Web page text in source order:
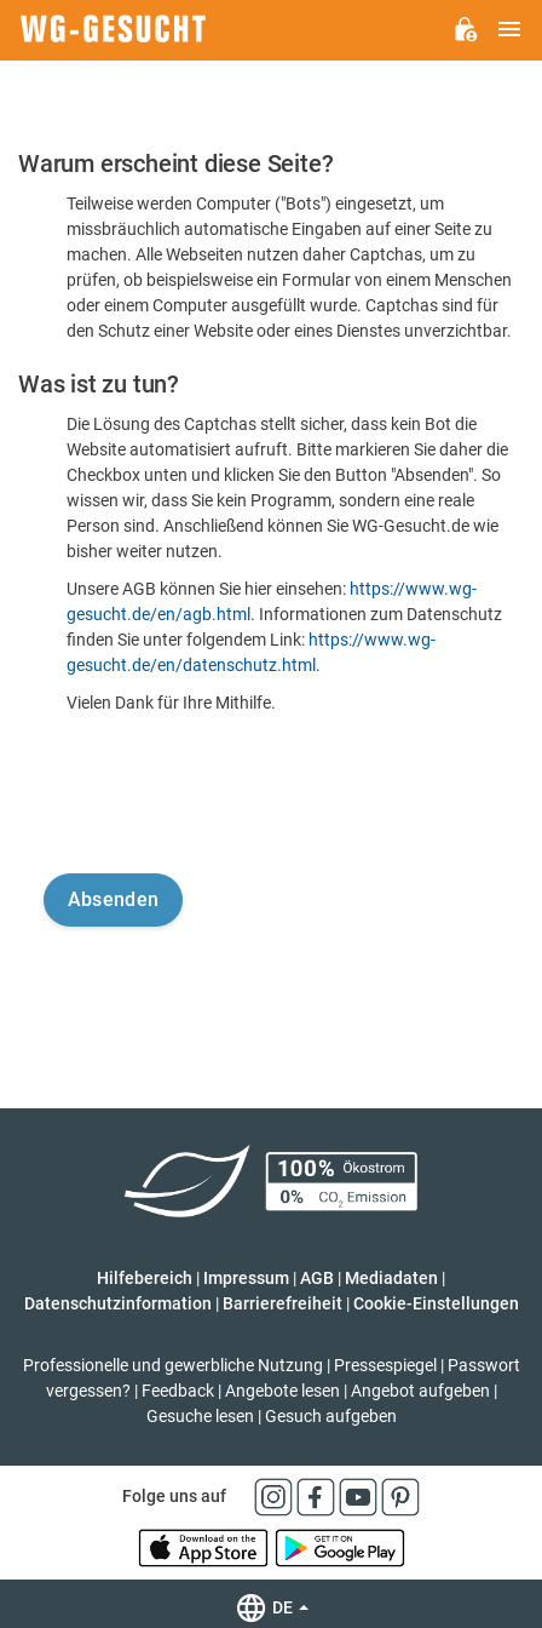
Bitte
dass
sind
Warum erscheint diese Seite?
Teilweise werden Computer ("Bots") eingesetzt, um
missbräuchlich automatische Eingaben auf einer Seite zu
machen. Alle Webseiten nutzen daher Captchas, um zu
prüfen, ob beispielsweise ein Formular von einem Menschen
oder einem Computer ausgefüllt wurde. Captchas sind für
den Schutz einer Website oder eines Dienstes unverzichtbar.
Was ist zu tun?
Die Lösung des Captchas stellt sicher, dass kein Bot die
Website automatisiert aufruft. Bitte markieren Sie daher die
Checkbox unten und klicken Sie den Button "Absenden". So
wissen wir, dass Sie kein Programm, sondern eine reale
Person sind. Anschließend können Sie WG-Gesucht.de wie
bisher weiter nutzen.
Unsere AGB können Sie hier einsehen: https://www.wg-
gesucht.de/en/agb.html . Informationen zum Datenschutz
finden Sie unter folgendem Link: https://www.wg-
gesucht.de/en/datenschutz.html .
Vielen Dank für Ihre Mithilfe.
Hilfebereich | Impressum |AGB | Mediadaten |
Datenschutzinformation | Barrierefreiheit | Cookie-Einstellungen
Professionelle und gewerbliche Nutzung | Pressespiegel | Passwort
vergessen? | Feedback | Angebote lesen | Angebot aufgeben |
Gesuche lesen | Gesuch aufgeben
Folge uns auf
DE